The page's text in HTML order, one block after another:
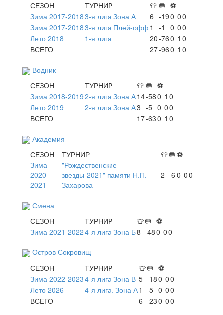
СЕЗОН
ТУРНИР 👕 🥅 ⚽
Зима 2017-20183-я лига Зона А 6 -190 00
Зима 2017-20183-я лига Плей-офф 1 -1 0 00
Лето 2018
1-я лига 20-760 1 0
ВСЕГО
27-960 1 0
Водник
СЕЗОН
ТУРНИР 👕 🥅 ⚽
Зима 2018-20192-я лига Зона А14-580 1 0
Лето 2019
2-я лига Зона А3 -5 0 00
ВСЕГО
17-630 1 0
Академия
СЕЗОН
ТУРНИР 👕🥅⚽
Зима
2020-
2021
"Рождественские
звезды-2021" памяти Н.П.
Захарова
2 -6 0 00
Смена
СЕЗОН
ТУРНИР 👕🥅 ⚽
Зима 2021-20224-я лига Зона Б8 -480 00
Остров Сокровищ
СЕЗОН
ТУРНИР 👕🥅 ⚽
Зима 2022-20234-я лига Зона В 5 -180 00
Лето 2026
4-я лига. Зона А1 -5 0 00
ВСЕГО
6 -230 00